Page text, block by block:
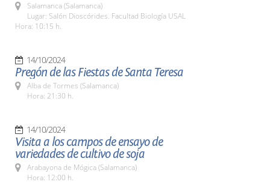
Salamanca (Salamanca)
Lugar: Salón Dioscórides. Facultad Biología USAL
Hora: 10:15 h.
14/10/2024
Pregón de las Fiestas de Santa Teresa
Alba de Tormes (Salamanca)
Hora: 21:30 h.
14/10/2024
Visita a los campos de ensayo de
variedades de cultivo de soja
Arabayona de Mógica (Salamanca)
Hora: 12:00 h.